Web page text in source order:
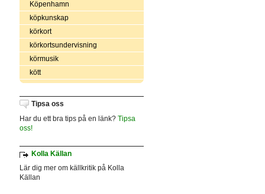
Köpenhamn
köpkunskap
körkort
körkortsundervisning
körmusik
kött
Tipsa oss
Har du ett bra tips på en länk? Tipsa
oss!
Kolla Källan
Lär dig mer om källkritik på Kolla
Källan